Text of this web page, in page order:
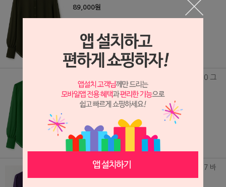
89,000원
(DS250917) 쉬폰 망사 셔츠 SD VIVIAN_530 그
린
89,000원
(DS250916) 쉬폰 망사 셔츠 SD VIVIAN_537 바